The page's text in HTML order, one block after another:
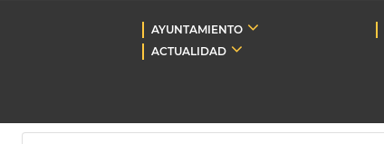
AYUNTAMIENTO
ACTUALIDAD